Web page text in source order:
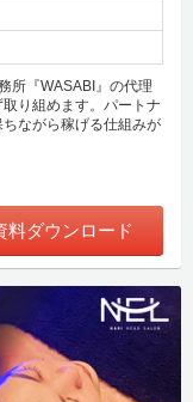
所『WASABI』の代理
り組めます。パートナ
ながら稼げる仕組みが
料ダウンロード